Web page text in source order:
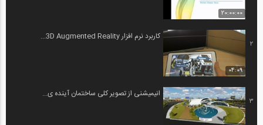
20:00:00
2
04:09
کاربرد نرم افزار 3D Augmented Reality...
3
انیمیشنی از تصویر کلی ساختمان آینده ی...